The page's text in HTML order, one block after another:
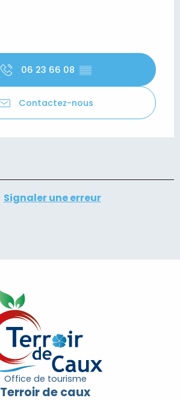
06 23 66 08 ▒▒
Contactez-nous
Signaler une erreur
Office de tourisme
Terroir de caux